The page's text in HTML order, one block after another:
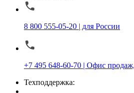
8 800 555-05-20 | для России
+7 495 648-60-70 | Офис
Техподдержка: